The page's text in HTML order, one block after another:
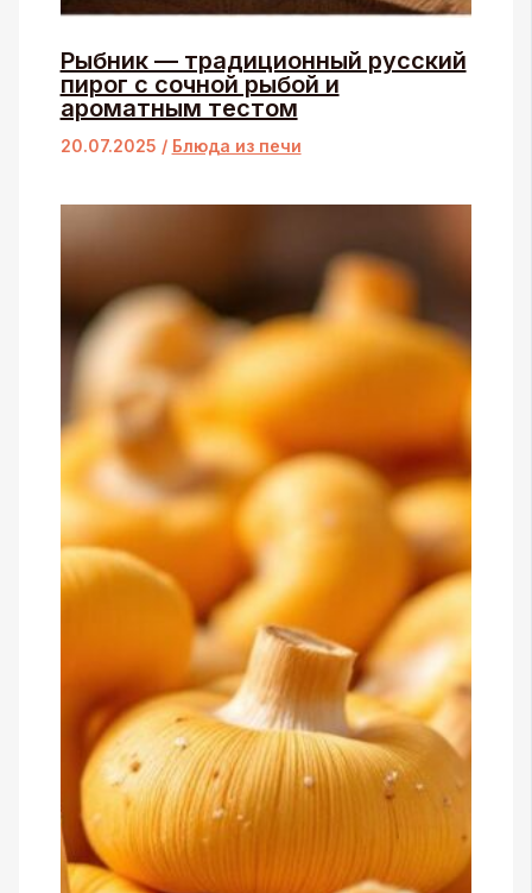
Рыбник — традиционный русский
пирог с сочной рыбой и
ароматным тестом
20.07.2025 / Блюда из печи